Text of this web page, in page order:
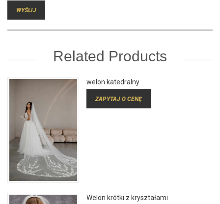
Related Products
welon katedralny
ZAPYTAJ O CENĘ
Welon krótki z kryształami